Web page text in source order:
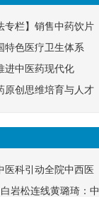
专栏】销售中药饮片
法及注意事项
特色医疗卫生体系
进中医药现代化
原创思维培育与人才
医科引动全院中西医
白岩松连线黄璐琦：中